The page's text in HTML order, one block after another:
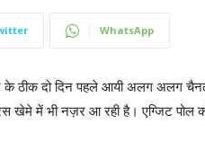
WhatsApp
के ठीक दो दिन पहले आयी अलग अलग
खेमे में भी नज़र आ रही है। एग्जिट पोल